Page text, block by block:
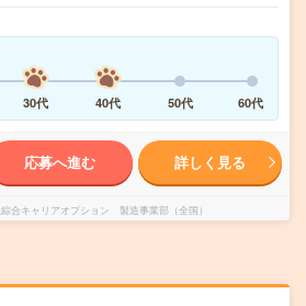
30代 40代 50代 60代
応募へ進む 詳しく見る
合キャリアオプション 製造事業部（全国）